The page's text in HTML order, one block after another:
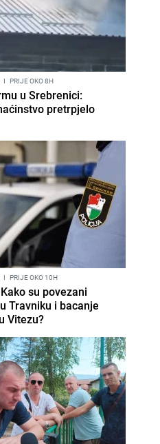
I PRIJE OKO 8H
u Srebrenici:
pretrpjelo
I PRIJE OKO 10H
su povezani
Travniku i bacanje
Vitezu?